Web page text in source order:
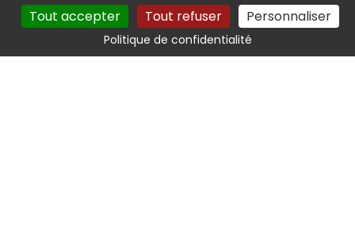
Tout accepter
Tout refuser Personnaliser
Politique de confidentialité